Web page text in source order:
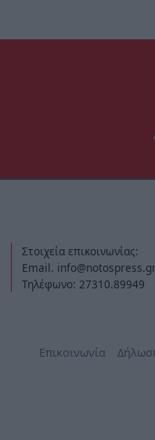
Στοιχεία επικοινωνίας:
Email. info@notospress.gr
Τηλέφωνο: 27310.89949
Επικοινωνία